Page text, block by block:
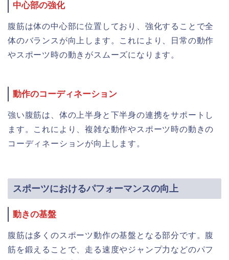
中心部の強化
腹筋は体の中心部に位置しており、強化することで全
体のバランスが向上します。これにより、日常の動作
やスポーツ時の動きがスムーズになります。
動作のコーディネーション
強い腹筋は、体の上半身と下半身の連携をサポートし
ます。これにより、複雑な動作やスポーツ時の動きの
コーディネーションが向上します。
スポーツにおけるパフォーマンスの向上
動きの基盤
腹筋は多くのスポーツ動作の基盤となる部分です。腹
筋を鍛えることで、走る速度やジャンプ力などのパフ